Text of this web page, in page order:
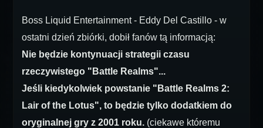
Boss Liquid Entertainment - Eddy Del Castillo - w
ostatni dzień zbiórki, dobił fanów tą informacją:
Nie będzie kontynuacji strategii czasu
rzeczywistego "Battle Realms"...
Jeśli kiedykolwiek powstanie "Battle Realms 2:
Lair of the Lotus", to będzie tylko dodatkiem do
oryginalnej gry z 2001 roku. (ciekawe któremu